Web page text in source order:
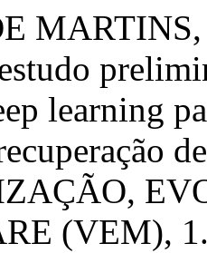
learning
(VEM),